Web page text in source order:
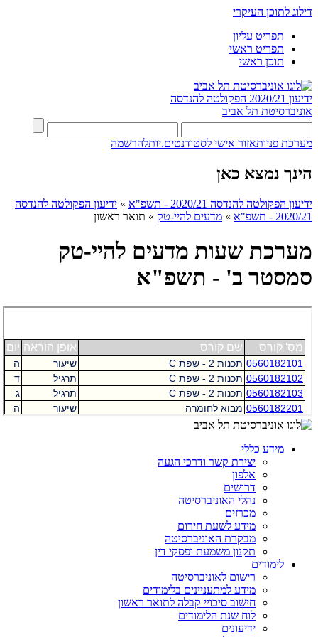
דילוג לתוכן העיקרי
תפריט עליון
תפריט ראשי
תוכן ראשי
ידיעון 2020/21
הפקולטה להנדסה
אוניברסיטת תל אביב
מערכת פניותאזור אישי לסטודנטים.יותלהרשמה
הינך נמצא כאן
ידיעון הפקולטה להנדסה 2020/21 - תשפ"א » ידיעון הפקולטה להנדסה
2020/21 - תשפ"א
» מדעים להיי-טק » תואר ראשון
מערכת שעות מדעים להיי-טק
סמסטר ב' - תשפ"א
מידע כללי
יצירת קשר ודרכי הגעה
אלפון
דרושים
נהלי האוניברסיטה
מכרזים
מידע לשעת חירום
מבקרת האוניברסיטה
תקנון משמעת ופסקי דין
לימודים
רישום לאוניברסיטה
מידע למתעניינים בלימודים
חישוב סיכויי קבלה לתואר ראשון
לוח שנת הלימודים
ידיעונים